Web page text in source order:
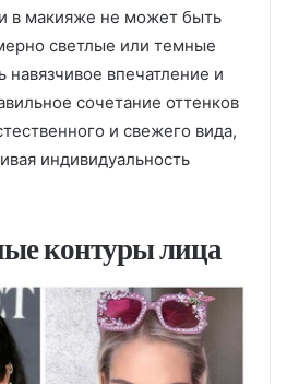
в макияже не может быть
светлые или темные
навязчивое впечатление и
сочетание оттенков
и свежего вида,
индивидуальность
контуры лица